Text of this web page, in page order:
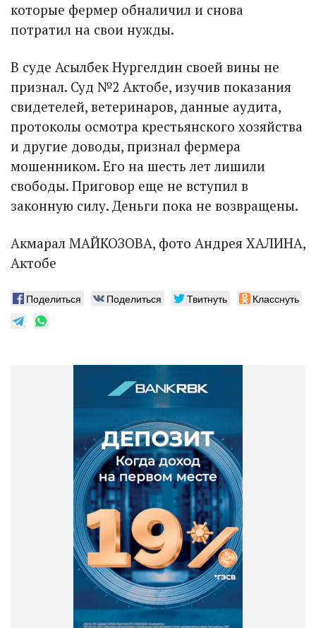
которые фермер обналичил и снова
потратил на свои нужды.
В суде Асылбек Нургелдин своей вины не
признал. Суд №2 Актобе, изучив показания
свидетелей, ветеринаров, данные аудита,
протоколы осмотра крестьянского хозяйства
и другие доводы, признал фермера
мошенником. Его на шесть лет лишили
свободы. Приговор еще не вступил в
законную силу. Деньги пока не возвращены.
Акмарал МАЙКОЗОВА, фото Андрея ХАЛИНА,
Актобе
Поделиться Поделиться Твитнуть Класснуть